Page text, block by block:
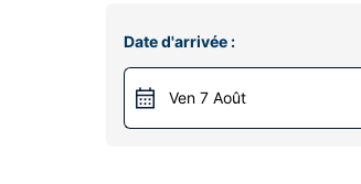
Date d'arrivée :
Ven 7 Août